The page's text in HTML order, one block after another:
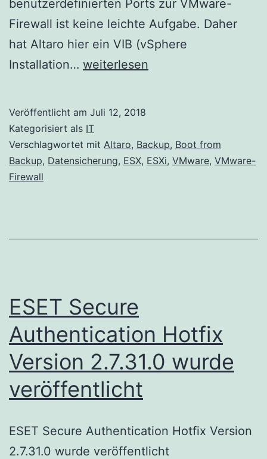
benutzerdefinierten Ports zur VMware-
Firewall ist keine leichte Aufgabe. Daher
hat Altaro hier ein VIB (vSphere
Installation… Altaro
Backup
unter
VMware
weiterlesen
Veröffentlicht am Juli 12, 2018
Kategorisiert als IT
Verschlagwortet mit Altaro, Backup, Boot from
Backup, Datensicherung, ESX, ESXi, VMware, VMware-
Firewall
ESET Secure
Authentication Hotfix
Version 2.7.31.0 wurde
veröffentlicht
ESET Secure Authentication Hotfix Version
2.7.31.0 wurde veröffentlicht